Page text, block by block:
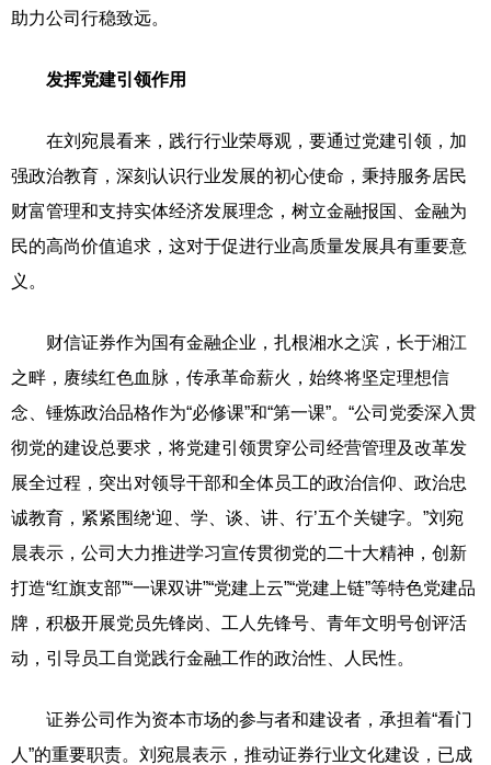
助力公司行稳致远。
发挥党建引领作用
在刘宛晨看来，践行行业荣辱观，要通过党建引领，加
强政治教育，深刻认识行业发展的初心使命，秉持服务居民
财富管理和支持实体经济发展理念，树立金融报国、金融为
民的高尚价值追求，这对于促进行业高质量发展具有重要意
义。
财信证券作为国有金融企业，扎根湘水之滨，长于湘江
之畔，赓续红色血脉，传承革命薪火，始终将坚定理想信
念、锤炼政治品格作为“必修课”和“第一课”。“公司党委深入贯
彻党的建设总要求，将党建引领贯穿公司经营管理及改革发
展全过程，突出对领导干部和全体员工的政治信仰、政治忠
诚教育，紧紧围绕‘迎、学、谈、讲、行’五个关键字。”刘宛
晨表示，公司大力推进学习宣传贯彻党的二十大精神，创新
打造“红旗支部”“一课双讲”“党建上云”“党建上链”等特色党建品
牌，积极开展党员先锋岗、工人先锋号、青年文明号创评活
动，引导员工自觉践行金融工作的政治性、人民性。
证券公司作为资本市场的参与者和建设者，承担着“看门
人”的重要职责。刘宛晨表示，推动证券行业文化建设，已成